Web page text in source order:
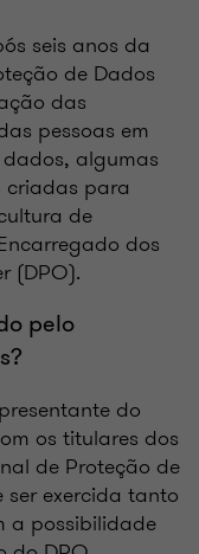
seis anos da
de Dados
das
pessoas em
algumas
criadas para
de
dos
(DPO).
pelo
do
os titulares dos
de Proteção de
ser exercida tanto
a possibilidade